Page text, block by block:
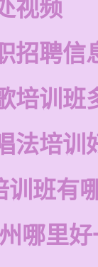
视频
招聘信
培训班
法培训
训班有
哪里